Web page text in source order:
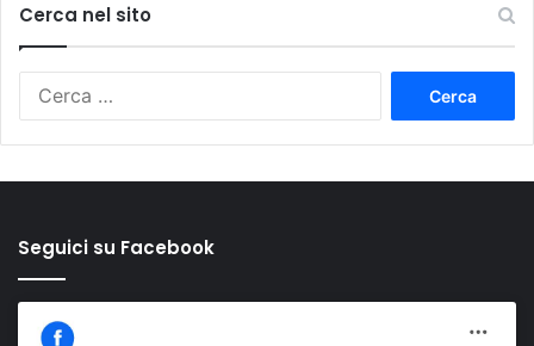
Cerca nel sito
Seguici su Facebook